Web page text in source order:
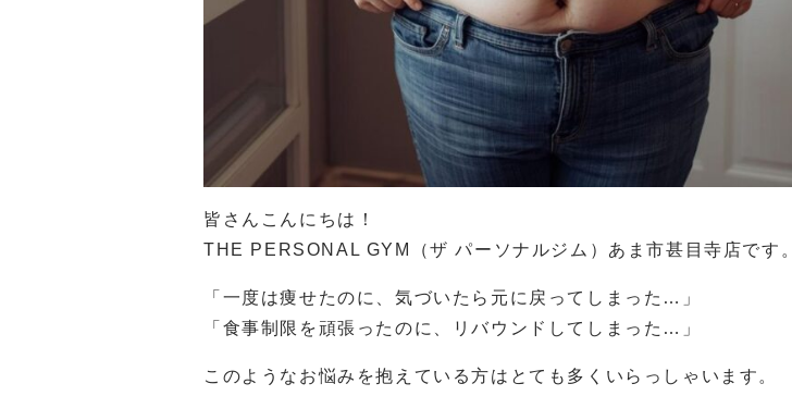
皆さんこんにちは！
THE PERSONAL GYM（ザ パーソナルジム）あま市甚目寺店です。
「一度は痩せたのに、気づいたら元に戻ってしまった…」
「食事制限を頑張ったのに、リバウンドしてしまった…」
このようなお悩みを抱えている方はとても多くいらっしゃいます。